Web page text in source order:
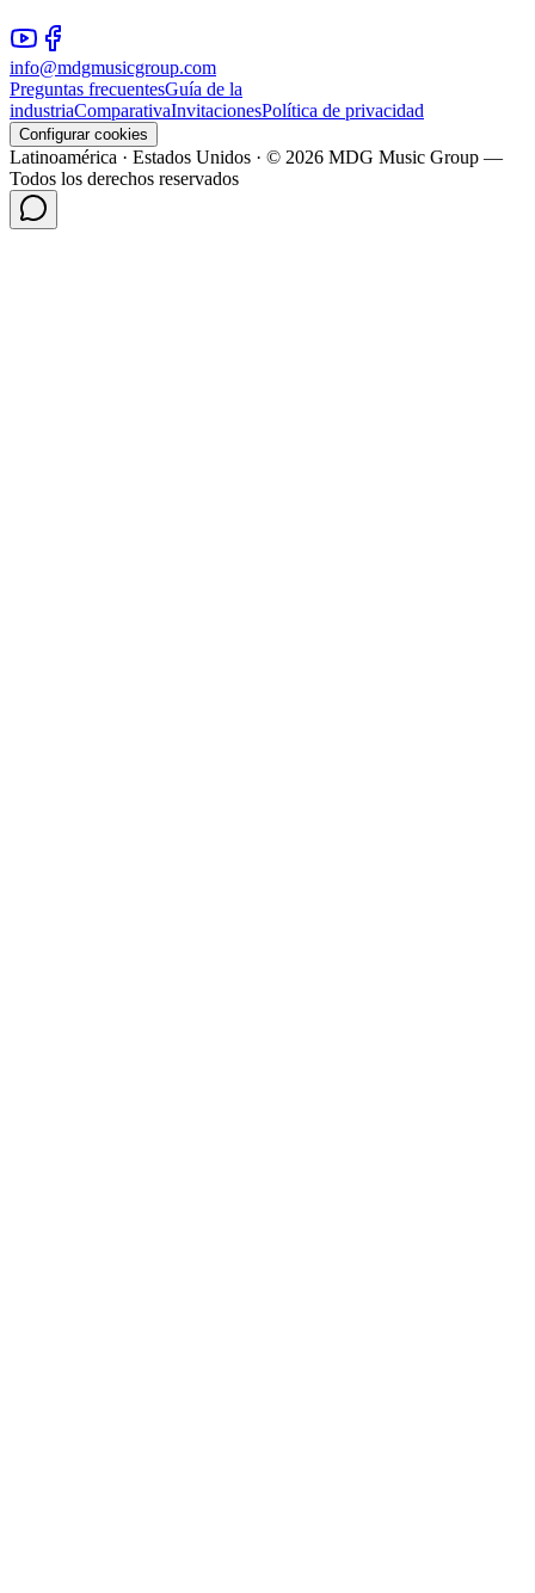
info@mdgmusicgroup.com
Preguntas frecuentesGuía de la
industriaComparativaInvitacionesPolítica de privacidad
Configurar cookies
Latinoamérica · Estados Unidos · © 2026 MDG Music Group —
Todos los derechos reservados